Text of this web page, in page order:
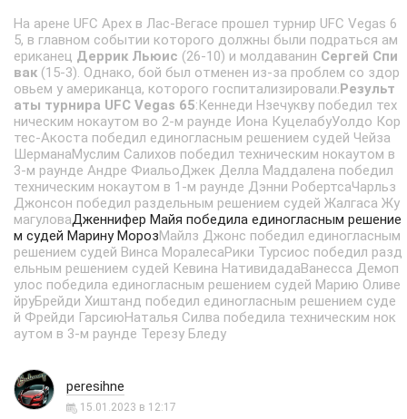
На арене UFC Apex в Лас-Вегасе прошел турнир UFC Vegas 6
5, в главном событии которого должны были подраться ам
ериканец Деррик Льюис (26-10) и молдаванин Сергей Спи
вак (15-3). Однако, бой был отменен из-за проблем со здор
овьем у американца, которого госпитализировали.Результ
аты турнира UFC Vegas 65:Кеннеди Нзечукву победил тех
ническим нокаутом во 2-м раунде Иона КуцелабуУолдо Кор
тес-Акоста победил единогласным решением судей Чейза
ШерманаМуслим Салихов победил техническим нокаутом в
3-м раунде Андре ФиальоДжек Делла Маддалена победил
техническим нокаутом в 1-м раунде Дэнни РобертсаЧарльз
Джонсон победил раздельным решением судей Жалгаса Жу
магуловаДженнифер Майя победила единогласным решение
м судей Марину МорозМайлз Джонс победил единогласным
решением судей Винса МоралесаРики Турсиос победил разд
ельным решением судей Кевина НативидадаВанесса Демоп
улос победила единогласным решением судей Марию Оливе
йруБрейди Хиштанд победил единогласным решением суде
й Фрейди ГарсиюНаталья Силва победила техническим нок
аутом в 3-м раунде Терезу Бледу
peresihne
15.01.2023 в 12:17